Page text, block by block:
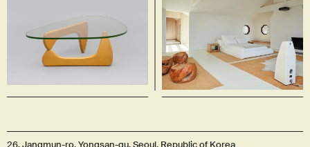
26, Jangmun-ro, Yongsan-gu, Seoul, Republic of Korea